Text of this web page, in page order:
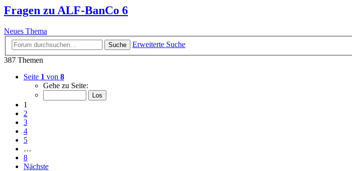
Fragen zu ALF-BanCo 6
Neues Thema
Suche
Erweiterte Suche
387 Themen
Seite 1 von 8
Gehe zu Seite:
1
2
3
4
5
…
8
Nächste